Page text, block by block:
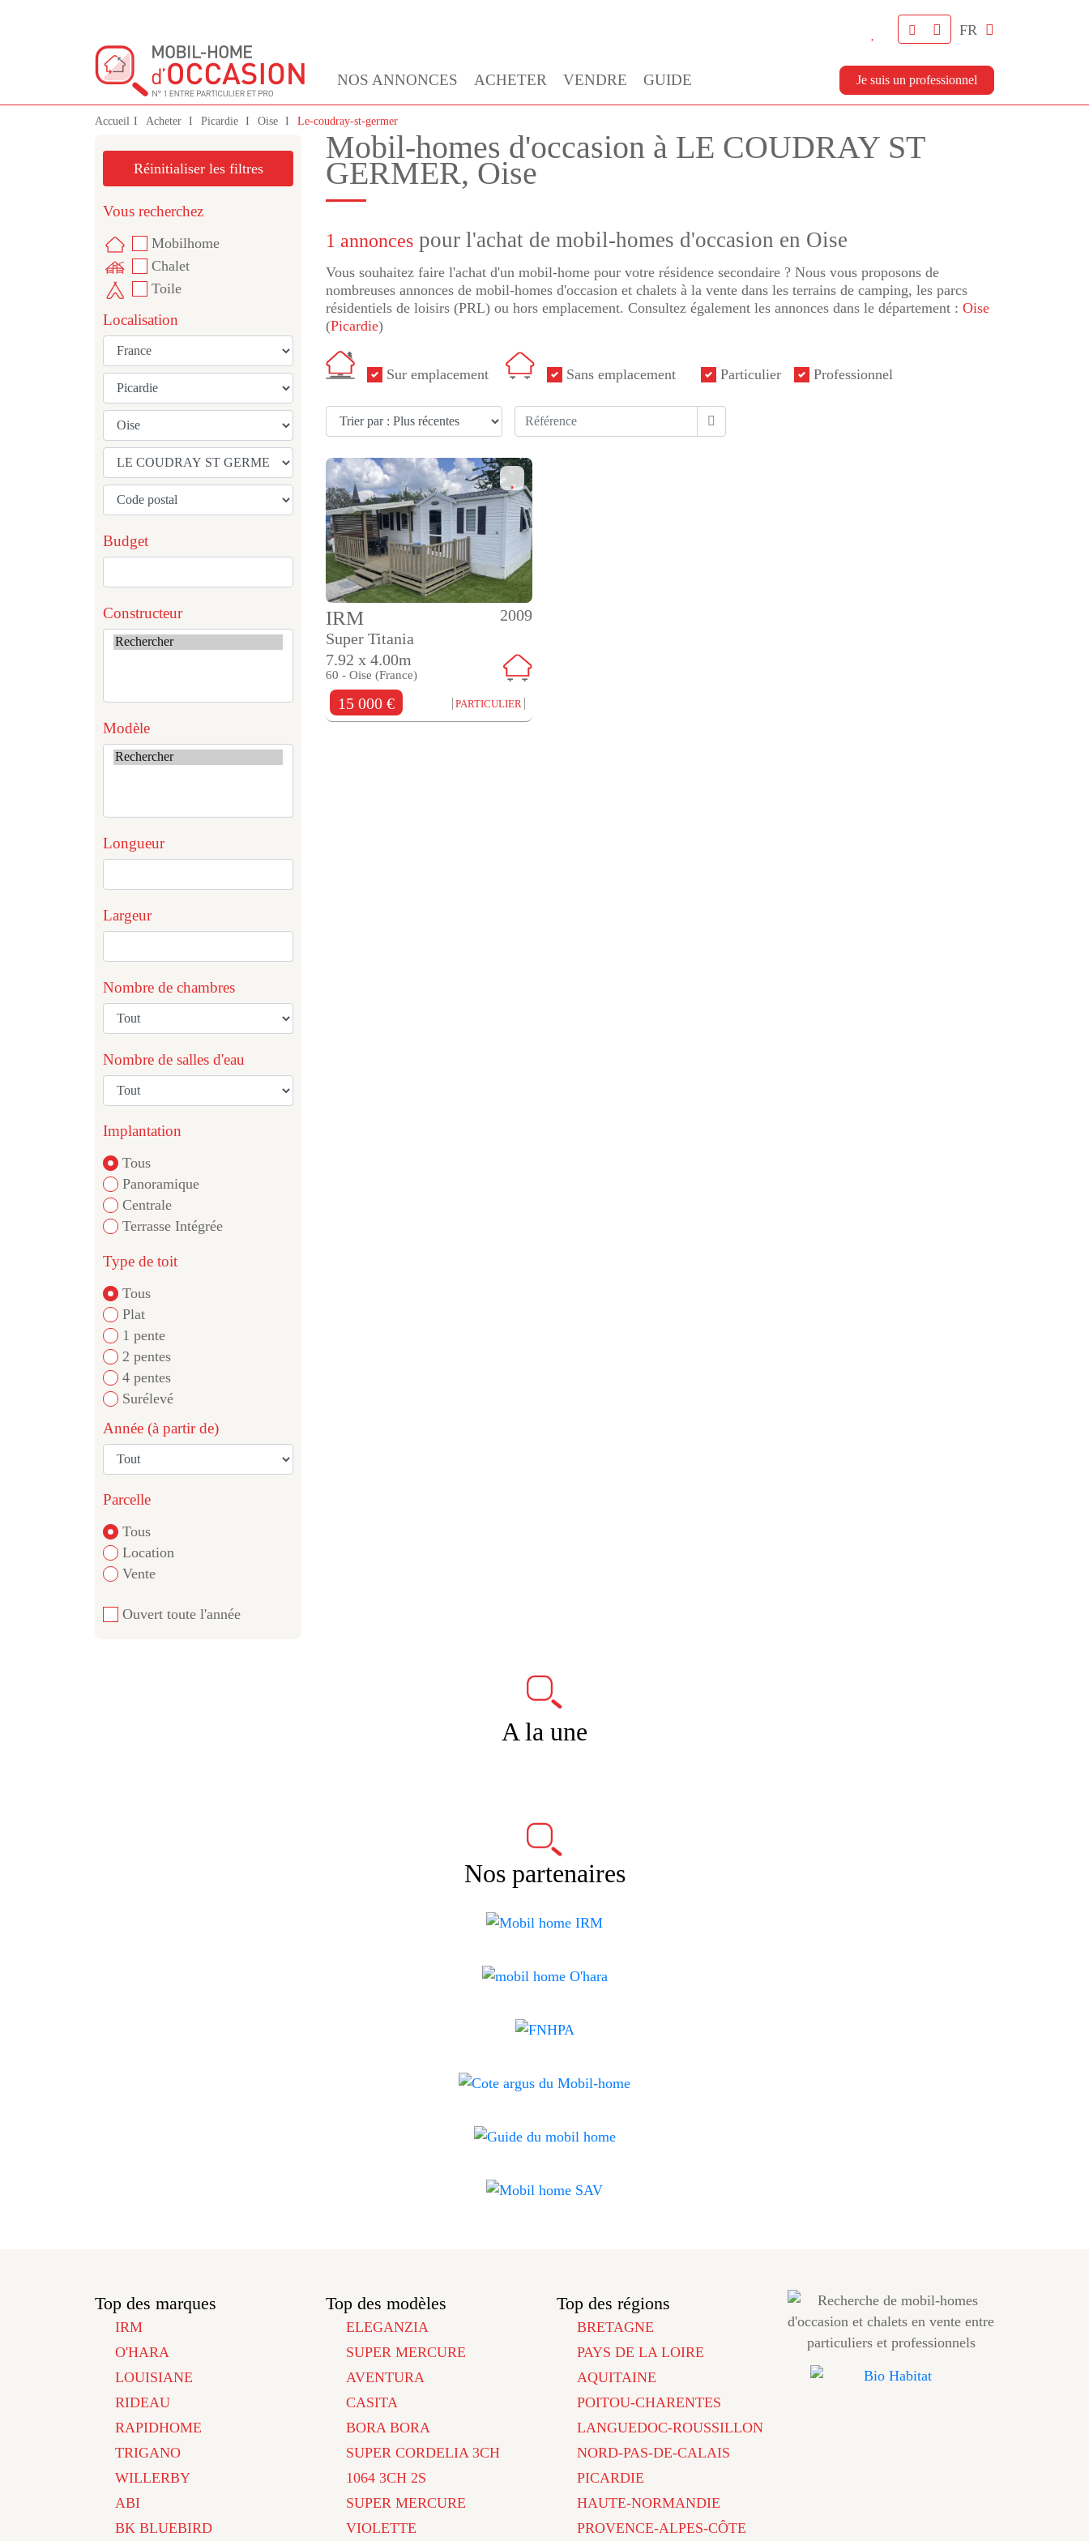
FR
NOS ANNONCES ACHETER VENDRE GUIDE Je suis un professionnel
Accueil Acheter Picardie Oise Le-coudray-st-germer
Réinitialiser les filtres
Vous recherchez
Mobilhome
Chalet
Toile
Localisation
Budget
Constructeur
Modèle
Longueur
Largeur
Nombre de chambres
Nombre de salles d'eau
Implantation
Tous
Panoramique
Centrale
Terrasse Intégrée
Type de toit
Tous
Plat
1 pente
2 pentes
4 pentes
Surélevé
Année (à partir de)
Parcelle
Tous
Location
Vente
Ouvert toute l'année
Mobil-homes d'occasion à LE COUDRAY ST
GERMER, Oise
1 annonces pour l'achat de mobil-homes d'occasion en Oise
Vous souhaitez faire l'achat d'un mobil-home pour votre résidence secondaire ? Nous vous proposons de
nombreuses annonces de mobil-homes d'occasion et chalets à la vente dans les terrains de camping, les parcs
résidentiels de loisirs (PRL) ou hors emplacement. Consultez également les annonces dans le département : Oise
(Picardie)
Sur emplacement Sans emplacement Particulier Professionnel
2009
IRM
Super Titania
7.92 x 4.00m
60 - Oise (France)
15 000 € PARTICULIER
A la une
Nos partenaires
Top des marques
IRM
O'HARA
LOUISIANE
RIDEAU
RAPIDHOME
TRIGANO
WILLERBY
ABI
BK BLUEBIRD
Top des modèles
ELEGANZIA
SUPER MERCURE
AVENTURA
CASITA
BORA BORA
SUPER CORDELIA 3CH
1064 3CH 2S
SUPER MERCURE
VIOLETTE
Top des régions
BRETAGNE
PAYS DE LA LOIRE
AQUITAINE
POITOU-CHARENTES
LANGUEDOC-ROUSSILLON
NORD-PAS-DE-CALAIS
PICARDIE
HAUTE-NORMANDIE
PROVENCE-ALPES-CÔTE